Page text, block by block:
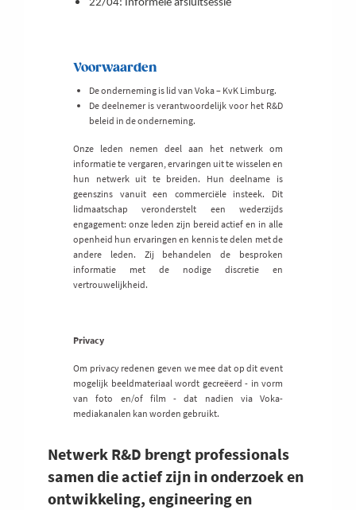
Netwerk R&D brengt professionals
samen die actief zijn in onderzoek en
ontwikkeling, engineering en
22/04: Informele afsluitsessie
Voorwaarden
De onderneming is lid van Voka – KvK Limburg.
De deelnemer is verantwoordelijk voor het R&D
beleid in de onderneming.
Onze leden nemen deel aan het netwerk om
informatie te vergaren, ervaringen uit te wisselen en
hun netwerk uit te breiden. Hun deelname is
geenszins vanuit een commerciële insteek. Dit
lidmaatschap veronderstelt een wederzijds
engagement: onze leden zijn bereid actief en in alle
openheid hun ervaringen en kennis te delen met de
andere leden. Zij behandelen de besproken
informatie met de nodige discretie en
vertrouwelijkheid.
Privacy
Om privacy redenen geven we mee dat op dit event
mogelijk beeldmateriaal wordt gecreëerd - in vorm
van foto en/of film - dat nadien via Voka-
mediakanalen kan worden gebruikt.